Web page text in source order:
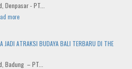
Denpasar - PT...
more
JADI ATRAKSI BUDAYA BALI TERBARU DI THE
Badung – PT...